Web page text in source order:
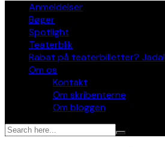
Anmeldelser
Bøger
Spotlight
Teaterblik
Rabat på teaterbilletter? Jada!
Om os
Kontakt
Om skribenterne
Om bloggen